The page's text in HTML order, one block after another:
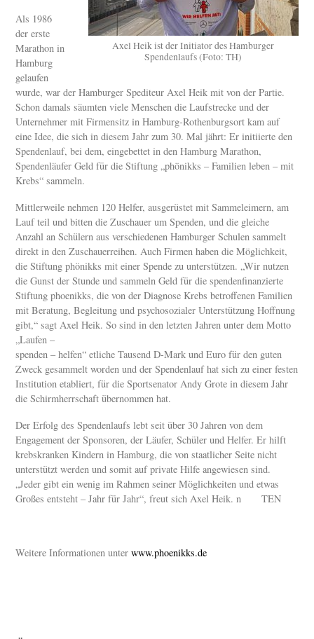
Axel Heik ist der Initiator des Hamburger
Spendenlaufs (Foto: TH)
Als 1986
der erste
Marathon in
Hamburg
gelaufen
wurde, war der Hamburger Spediteur Axel Heik mit von der Partie.
Schon damals säumten viele Menschen die Laufstrecke und der
Unternehmer mit Firmensitz in Hamburg-Rothenburgsort kam auf
eine Idee, die sich in diesem Jahr zum 30. Mal jährt: Er initiierte den
Spendenlauf, bei dem, eingebettet in den Hamburg Marathon,
Spendenläufer Geld für die Stiftung „phönikks – Familien leben – mit
Krebs“ sammeln.
Mittlerweile nehmen 120 Helfer, ausgerüstet mit Sammeleimern, am
Lauf teil und bitten die Zuschauer um Spenden, und die gleiche
Anzahl an Schülern aus verschiedenen Hamburger Schulen sammelt
direkt in den Zuschauerreihen. Auch Firmen haben die Möglichkeit,
die Stiftung phönikks mit einer Spende zu unterstützen. „Wir nutzen
die Gunst der Stunde und sammeln Geld für die spendenfinanzierte
Stiftung phoenikks, die von der Diagnose Krebs betroffenen Familien
mit Beratung, Begleitung und psychosozialer Unterstützung Hoffnung
gibt,“ sagt Axel Heik. So sind in den letzten Jahren unter dem Motto
„Laufen –
spenden – helfen“ etliche Tausend D-Mark und Euro für den guten
Zweck gesammelt worden und der Spendenlauf hat sich zu einer festen
Institution etabliert, für die Sportsenator Andy Grote in diesem Jahr
die Schirmherrschaft übernommen hat.
Der Erfolg des Spendenlaufs lebt seit über 30 Jahren von dem
Engagement der Sponsoren, der Läufer, Schüler und Helfer. Er hilft
krebskranken Kindern in Hamburg, die von staatlicher Seite nicht
unterstützt werden und somit auf private Hilfe angewiesen sind.
„Jeder gibt ein wenig im Rahmen seiner Möglichkeiten und etwas
Großes entsteht – Jahr für Jahr“, freut sich Axel Heik. n TEN
Weitere Informationen unterwww.phoenikks.de